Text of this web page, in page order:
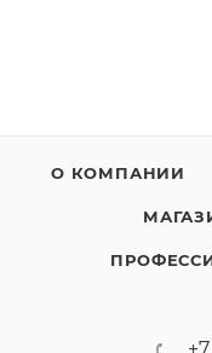
О КОМПАНИИ